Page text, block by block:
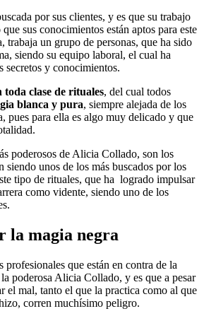
por sus clientes, y es que su trabajo
sus conocimientos están aptos para este
un grupo de personas, que ha sido
siendo su equipo laboral, el cual ha
secretos y conocimientos.
toda clase de rituales, del cual todos
blanca y pura, siempre alejada de los
pues para ella es algo muy delicado y que
poderosos de Alicia Collado, son los
siendo unos de los más buscados por los
tipo de rituales, que ha logrado impulsar
como vidente, siendo uno de los
la magia negra
profesionales que están en contra de la
poderosa Alicia Collado, y es que a pesar
el mal, tanto el que la practica como al que
corren muchísimo peligro.